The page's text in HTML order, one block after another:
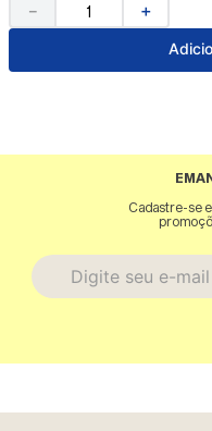
＋
－
Cadastre-se